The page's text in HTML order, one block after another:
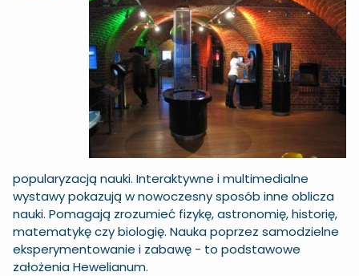
popularyzacją nauki. Interaktywne i multimedialne
wystawy pokazują w nowoczesny sposób inne oblicza
nauki. Pomagają zrozumieć fizykę, astronomię, historię,
matematykę czy biologię. Nauka poprzez samodzielne
eksperymentowanie i zabawę - to podstawowe
założenia Hewelianum.